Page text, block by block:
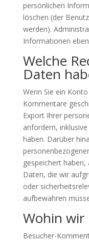
persönlichen
löschen (der
werden).
Informationen
Welche
Daten
Wenn Sie ein
Kommentare
Export Ihrer
anfordern,
haben. Darüber
gespeichert
Daten, die wir
oder
aufbewahren
Wohin wir
Besucher-